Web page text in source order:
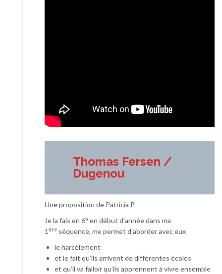
Thomas Fersen /
Dugenou
Une proposition de Patricia P
Je la fais en 6° en début d’année dans ma
1 ère séquence, me permet d’aborder avec eux
le harcèlement
et le fait qu’ils arrivent de différentes écoles
et qu’il va falloir qu’ils apprennent à vivre ensemble